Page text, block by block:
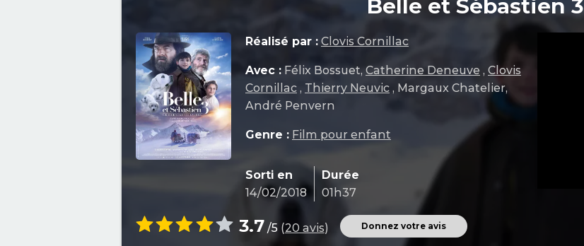
Belle et Sébastien 3
Réalisé par : Clovis Cornillac
Avec : Félix Bossuet, Catherine Deneuve , Clovis
Cornillac , Thierry Neuvic , Margaux Chatelier,
André Penvern
Genre : Film pour enfant
Sorti en
14/02/2018
Durée
01h37
3.7 /5 (20 avis) Donnez votre avis